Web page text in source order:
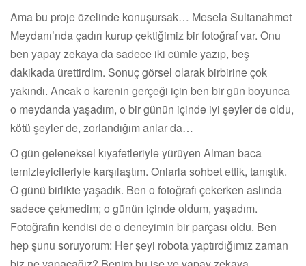
Ama bu proje özelinde konuşursak… Mesela Sultanahmet
Meydanı’nda çadırı kurup çektiğimiz bir fotoğraf var. Onu
ben yapay zekaya da sadece iki cümle yazıp, beş
dakikada ürettirdim. Sonuç görsel olarak birbirine çok
yakındı. Ancak o karenin gerçeği için ben bir gün boyunca
o meydanda yaşadım, o bir günün içinde iyi şeyler de oldu,
kötü şeyler de, zorlandığım anlar da…
O gün geleneksel kıyafetleriyle yürüyen Alman baca
temizleyicileriyle karşılaştım. Onlarla sohbet ettik, tanıştık.
O günü birlikte yaşadık. Ben o fotoğrafı çekerken aslında
sadece çekmedim; o günün içinde oldum, yaşadım.
Fotoğrafın kendisi de o deneyimin bir parçası oldu. Ben
hep şunu soruyorum: Her şeyi robota yaptırdığımız zaman